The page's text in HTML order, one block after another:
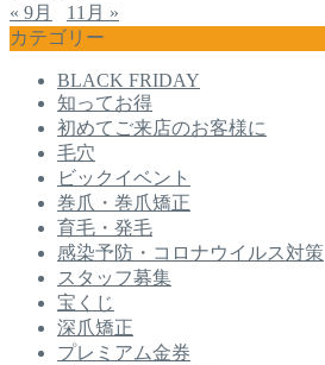
« 9月
11月 »
カテゴリー
BLACK FRIDAY
知ってお得
初めてご来店のお客様に
毛穴
ビックイベント
巻爪・巻爪矯正
育毛・発毛
感染予防・コロナウイルス対策
スタッフ募集
宝くじ
深爪矯正
プレミアム金券